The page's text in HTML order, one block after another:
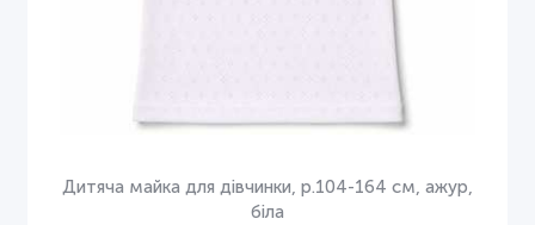
Дитяча майка для дівчинки, р.104-164 см, ажур,
біла